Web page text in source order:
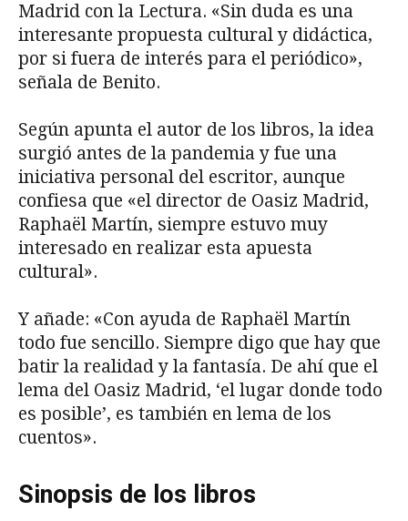
Madrid con la Lectura. «Sin duda es una
interesante propuesta cultural y didáctica,
por si fuera de interés para el periódico»,
señala de Benito.
Según apunta el autor de los libros, la idea
surgió antes de la pandemia y fue una
iniciativa personal del escritor, aunque
confiesa que «el director de Oasiz Madrid,
Raphaël Martín, siempre estuvo muy
interesado en realizar esta apuesta
cultural».
Y añade: «Con ayuda de Raphaël Martín
todo fue sencillo. Siempre digo que hay que
batir la realidad y la fantasía. De ahí que el
lema del Oasiz Madrid, ‘el lugar donde todo
es posible’, es también en lema de los
cuentos».
Sinopsis de los libros